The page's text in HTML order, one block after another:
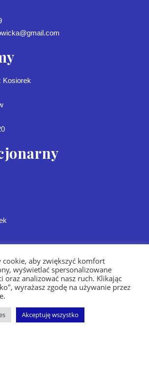
Kosiorek
Oferta Sklep
aby zwiększyć komfort
wyświetlać spersonalizowane
oraz analizować nasz ruch. Klikając
wyrażasz zgodę na używanie przez
Akceptuję wszystko